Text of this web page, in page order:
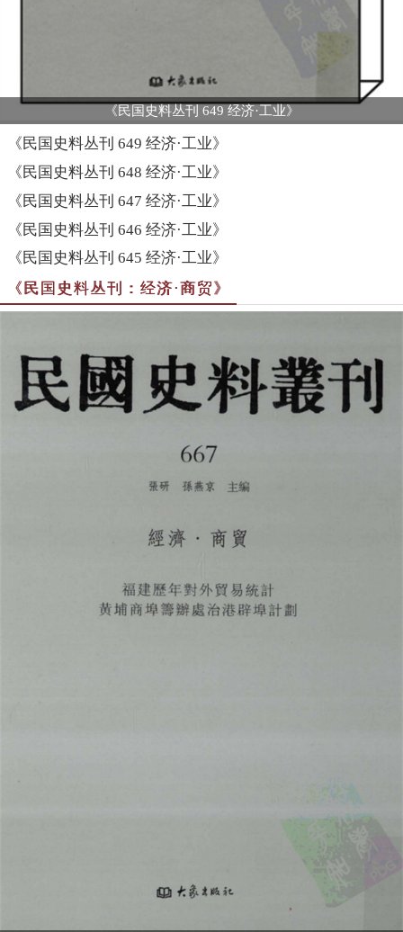
《民国史料丛刊 649 经济·工业》
《民国史料丛刊 649 经济·工业》
《民国史料丛刊 648 经济·工业》
《民国史料丛刊 647 经济·工业》
《民国史料丛刊 646 经济·工业》
《民国史料丛刊 645 经济·工业》
《民国史料丛刊：经济·商贸》